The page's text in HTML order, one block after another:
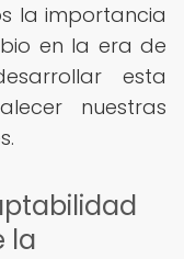
la importancia
en la era de
esta
nuestras
la